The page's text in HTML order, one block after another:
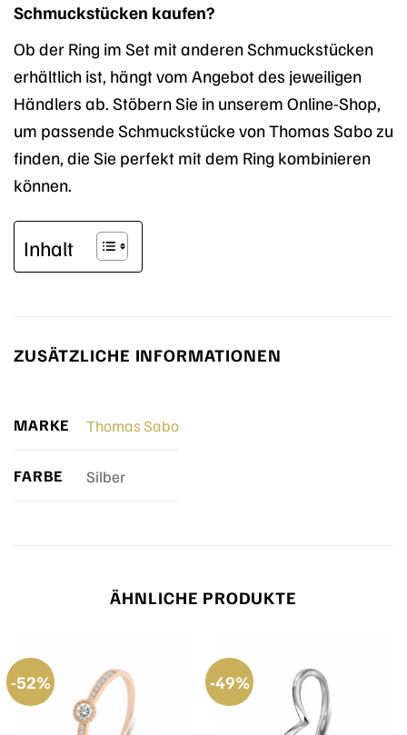
Schmuckstücken kaufen?
Ob der Ring im Set mit anderen Schmuckstücken
erhältlich ist, hängt vom Angebot des jeweiligen
Händlers ab. Stöbern Sie in unserem Online-Shop,
um passende Schmuckstücke von Thomas Sabo zu
finden, die Sie perfekt mit dem Ring kombinieren
können.
Inhalt
ZUSÄTZLICHE INFORMATIONEN
MARKE Thomas Sabo
FARBE Silber
ÄHNLICHE PRODUKTE
-52% -49%